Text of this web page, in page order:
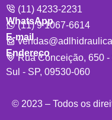
(11) 4233-2231
WhatsApp
(11) 9 1067-6614
E-mail
Endereço
Rua Conceição, 650 -
Sul - SP, 09530-060
© 2023 – Todos os